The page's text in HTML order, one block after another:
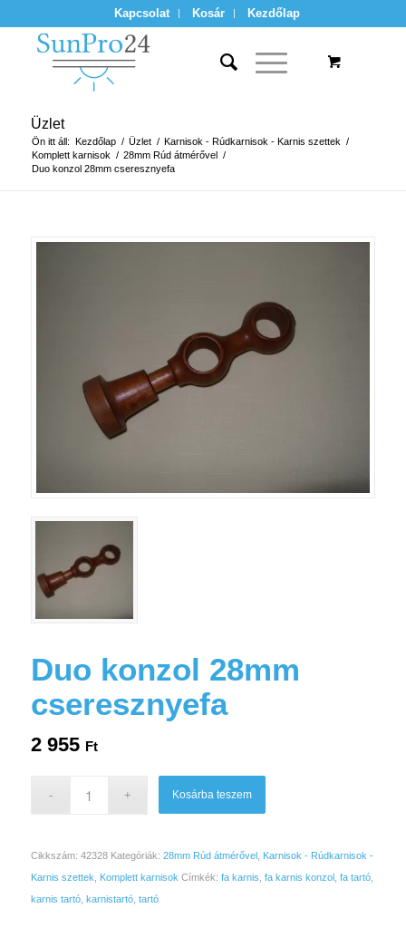
Kapcsolat Kosár Kezdőlap
Üzlet
Ön itt áll: Kezdőlap / Üzlet / Karnisok - Rúdkarnisok - Karnis szettek /
Komplett karnisok / 28mm Rúd átmérővel /
Duo konzol 28mm cseresznyefa
Duo konzol 28mm
cseresznyefa
2 955 Ft
Kosárba teszem
Cikkszám: 42328 Kategóriák: 28mm Rúd átmérővel
Karnisok - Rúdkarnisok -
Karnis szettek
Komplett karnisok Címkék: fa karnis fa karnis konzol fa tartó,
karnis tartó, karnistartó, tartó